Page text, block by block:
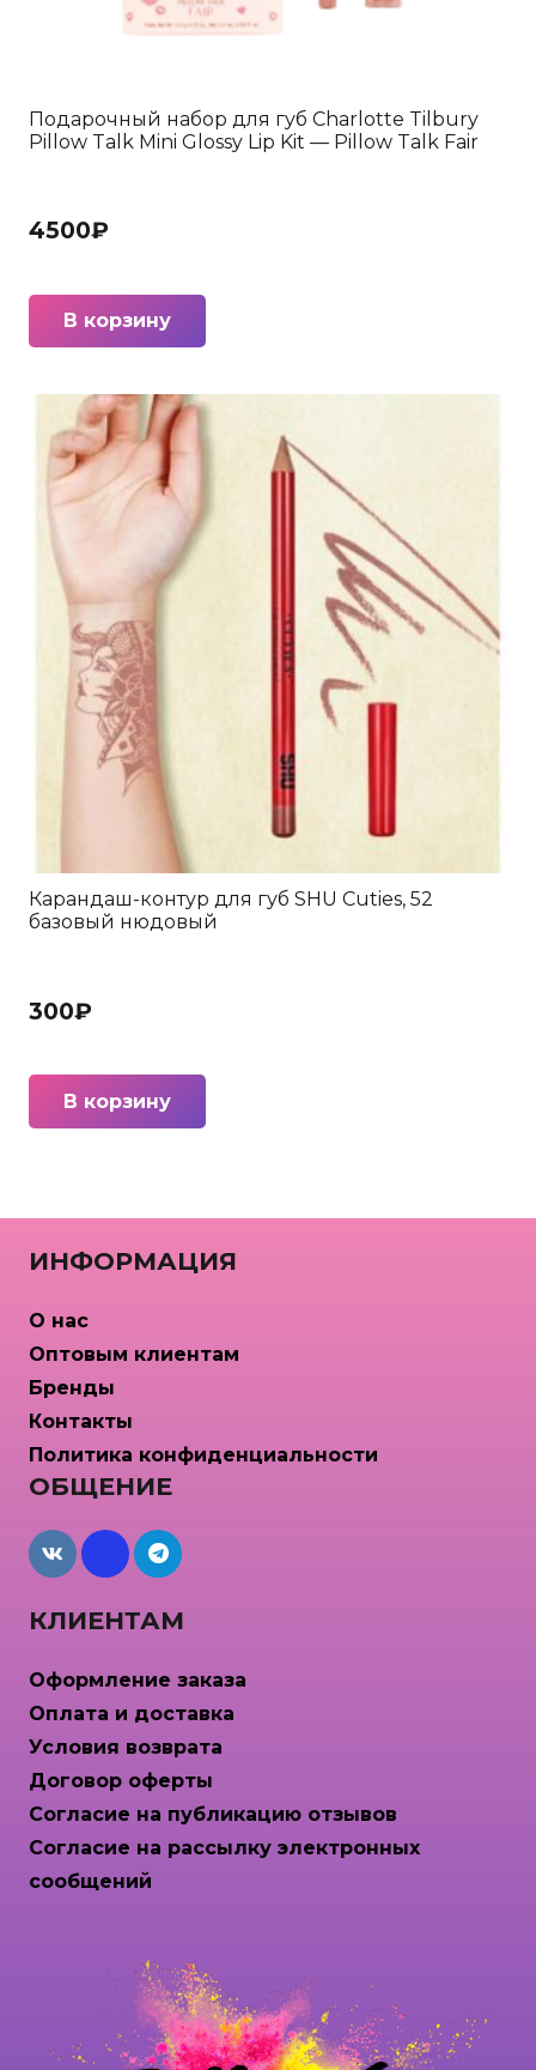
Подарочный набор для губ Charlotte Tilbury
Pillow Talk Mini Glossy Lip Kit — Pillow Talk Fair
4500₽
В корзину
Карандаш-контур для губ SHU Cuties, 52
базовый нюдовый
300₽
В корзину
КЛИЕНТАМ
Оформление заказа
Оплата и доставка
Условия возврата
Договор оферты
Согласие на публикацию отзывов
Согласие на рассылку электронных
сообщений
ОБЩЕНИЕ
maxcdn
ИНФОРМАЦИЯ
О нас
Оптовым клиентам
Бренды
Контакты
Политика конфиденциальности